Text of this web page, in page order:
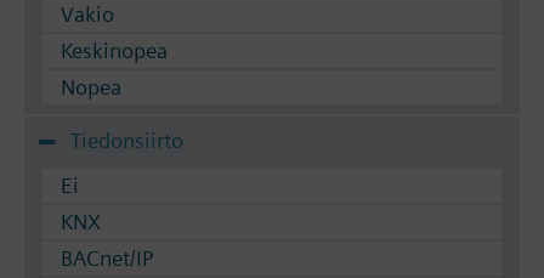
Vakio
Keskinopea
Nopea
Tiedonsiirto
Ei
KNX
BACnet/IP